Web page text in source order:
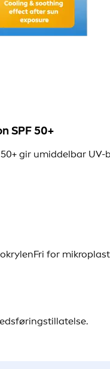
SPF 50+
gir umiddelbar
Fri for mikroplast